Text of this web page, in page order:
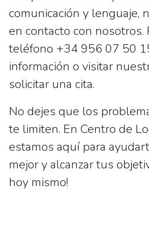
comunicación y lenguaje,
en contacto con
teléfono +34 956 07 50
información o visitar
solicitar una cita.
No dejes que los
te limiten. En Centro de
estamos aquí para
mejor y alcanzar tus
hoy mismo!